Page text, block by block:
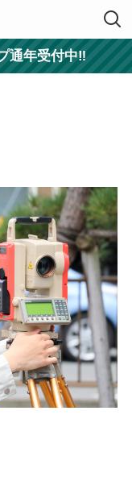
通年受付中‼